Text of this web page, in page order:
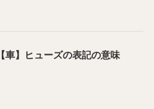
【車】ヒューズの表記の意味